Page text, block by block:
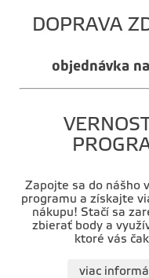
DOPRAVA
objednávka
Zapojte sa do nášho
programu a získajte
nákupu! Stačí sa
zbierať body a
ktoré vás
viac